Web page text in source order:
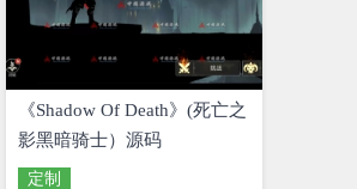
《Shadow Of Death》(死亡之
影黑暗骑士）源码
定制